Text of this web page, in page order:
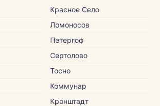
Красное Село
Ломоносов
Петергоф
Сертолово
Тосно
Коммунар
Кронштадт